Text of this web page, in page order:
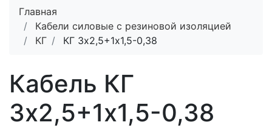
Главная
Кабели силовые с резиновой изоляцией
КГ
КГ 3х2,5+1х1,5-0,38
Кабель КГ
3х2,5+1х1,5-0,38